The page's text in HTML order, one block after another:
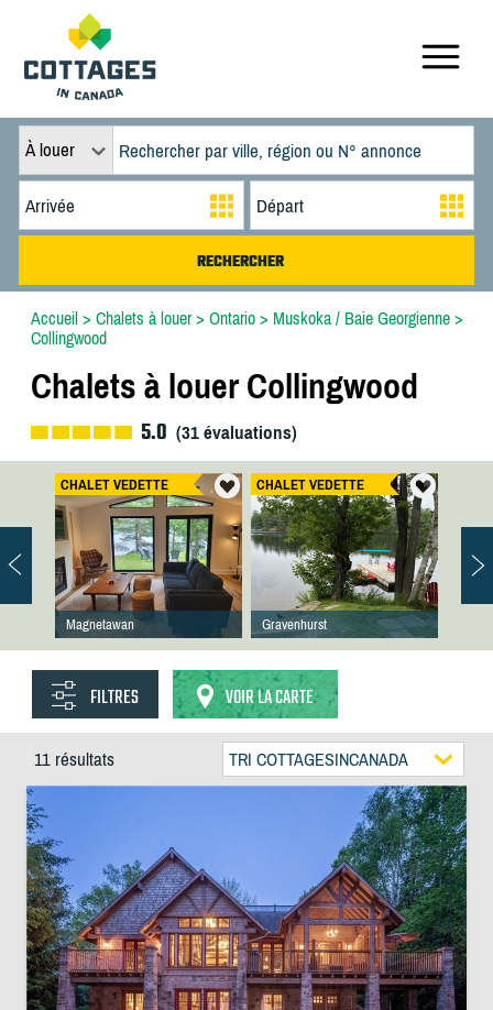
À louer
Accueil> Chalets à louer> Ontario> Muskoka / Baie Georgienne>
Collingwood
Chalets à louer Collingwood
5.0 (31évaluations)
CHALET VEDETTE
Magnetawan
CHALET VEDETTE
Gravenhurst
FILTRES VOIR LA CARTE
11 résultats TRI COTTAGESINCANADA